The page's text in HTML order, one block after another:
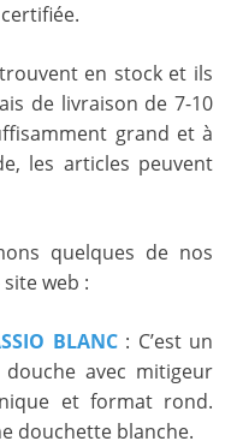
en stock et ils
de livraison de 7-10
grand et à
les articles peuvent
quelques de nos
web :
BLANC: C’est un
avec mitigeur
et format rond.
douchette blanche.